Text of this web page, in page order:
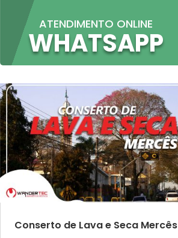
ATENDIMENTO ONLINE
WHATSAPP
Conserto de Lava e Seca Mercês